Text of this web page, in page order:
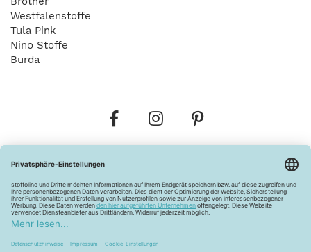
Westfalenstoffe
Tula Pink
Nino Stoffe
Burda
Widerrufsbelehrung Vertrag widerrufen
Barrierefreiheitserklärung